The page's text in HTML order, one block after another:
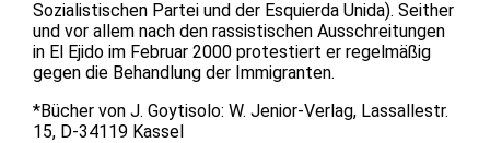
Sozialistischen Partei und der Esquierda Unida). Seither
und vor allem nach den rassistischen Ausschreitungen
in El Ejido im Februar 2000 protestiert er regelmäßig
gegen die Behandlung der Immigranten.
*Bücher von J. Goytisolo: W. Jenior-Verlag, Lassallestr.
15, D-34119 Kassel